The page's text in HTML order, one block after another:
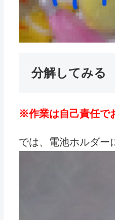
分解してみる
※作業は自己責任で
では、電池ホルダー